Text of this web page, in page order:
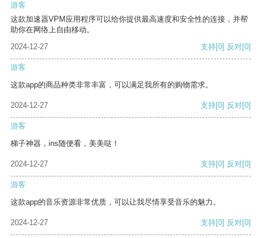
游客
这款加速器VPM应用程序可以给你提供最高速度和安全性的连接，并帮
助你在网络上自由移动。
2024-12-27
支持[0] 反对[0]
游客
这款app的商品种类非常丰富，可以满足我所有的购物需求。
2024-12-27 支持[0] 反对[0]
游客
梯子神器，ins随便看，美美哒！
2024-12-27 支持[0] 反对[0]
游客
这款app的音乐资源非常优质，可以让我尽情享受音乐的魅力。
2024-12-27 支持[0] 反对[0]